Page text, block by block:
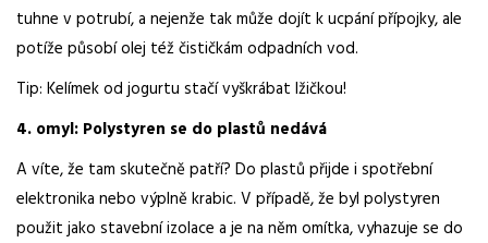
tuhne v potrubí, a nejenže tak může dojít k ucpání přípojky, ale
potíže působí olej též čističkám odpadních vod.
Tip: Kelímek od jogurtu stačí vyškrábat lžičkou!
4. omyl: Polystyren se do plastů nedává
A víte, že tam skutečně patří? Do plastů přijde i spotřební
elektronika nebo výplně krabic. V případě, že byl polystyren
použit jako stavební izolace a je na něm omítka, vyhazuje se do